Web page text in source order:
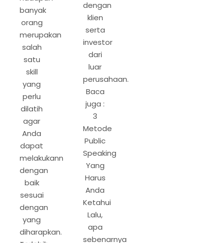
banyak
orang
merupakan
salah
satu
skill
yang
perlu
dilatih
agar
Anda
dapat
melakukannya
dengan
baik
sesuai
dengan
yang
diharapkan.
dengan
klien
serta
investor
dari
luar
perusahaan.
Baca
juga :
3
Metode
Public
Speaking
Yang
Harus
Anda
Ketahui
Lalu,
apa
sebenarnya